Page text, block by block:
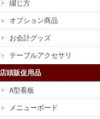
綴じ方
オプション商品
お会計グッズ
テーブルアクセサリ
店頭販促用品
A型看板
メニューボード